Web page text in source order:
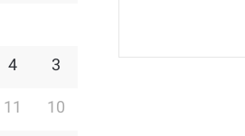
3
4
10
11